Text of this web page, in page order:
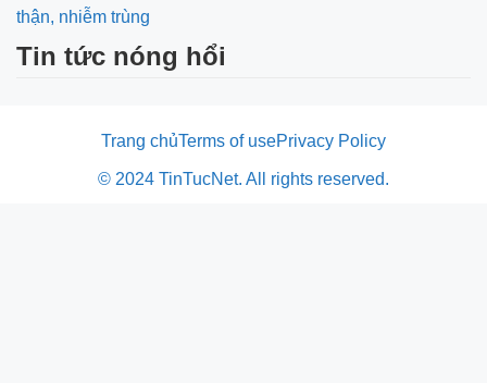
thận, nhiễm trùng
Tin tức nóng hổi
Trang chủTerms of usePrivacy Policy
© 2024 TinTucNet. All rights reserved.